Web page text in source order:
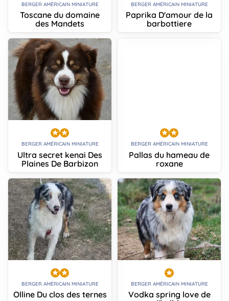
BERGER AMÉRICAIN MINIATURE
Toscane du domaine
des Mandets
BERGER AMÉRICAIN MINIATURE
Paprika D'amour de la
barbottiere
BERGER AMÉRICAIN MINIATURE
Ultra secret kenai Des
Plaines De Barbizon
BERGER AMÉRICAIN MINIATURE
Pallas du hameau de
roxane
BERGER AMÉRICAIN MINIATURE
Olline Du clos des ternes
BERGER AMÉRICAIN MINIATURE
Vodka spring love de